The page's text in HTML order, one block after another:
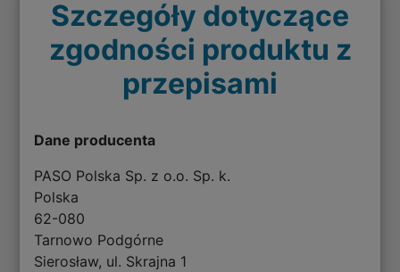
Szczegóły dotyczące
zgodności produktu z
przepisami
Dane producenta
PASO Polska Sp. z o.o. Sp. k.
Polska
62-080
Tarnowo Podgórne
Sierosław, ul. Skrajna 1